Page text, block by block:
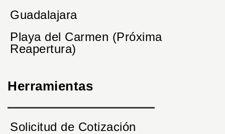
Guadalajara
Playa del Carmen (Próxima
Reapertura)
Herramientas
Solicitud de Cotización